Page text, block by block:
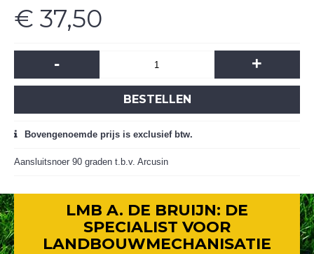
€ 37,50
- +
BESTELLEN
Bovengenoemde prijs is exclusief btw.
Aansluitsnoer 90 graden t.b.v. Arcusin
LMB A. DE BRUIJN: DE
SPECIALIST VOOR
LANDBOUWMECHANISATIE